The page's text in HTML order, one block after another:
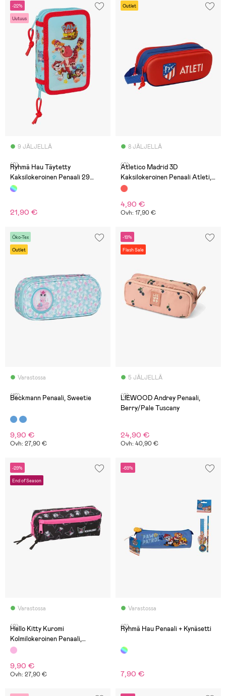
-22%
Uutuus
9 JÄLJELLÄ
(0)
Ryhmä Hau Täytetty
Kaksilokeroinen Penaali 29
Osaa, Dino Rescue
21,90 €
Outlet
8 JÄLJELLÄ
(0)
Atletico Madrid 3D
Kaksilokeroinen Penaali Atleti,
Punainen
4,90 €
Ovh: 17,90 €
Öko-Tex
Outlet
Varastossa
(12)
Beckmann Penaali, Sweetie
9,90 €
Ovh: 27,90 €
-19%
Flash Sale
5 JÄLJELLÄ
(0)
LIEWOOD Andrey Penaali,
Berry/Pale Tuscany
24,90 €
Ovh: 40,90 €
-29%
End of Season
Varastossa
(0)
Hello Kitty Kuromi
Kolmilokeroinen Penaali,
Pinkki/Musta
9,90 €
Ovh: 27,90 €
-69%
Varastossa
(0)
Ryhmä Hau Penaali + Kynäsetti
7,90 €